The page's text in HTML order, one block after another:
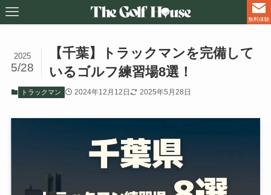
無料体験
【千葉】トラックマンを完備して
いるゴルフ練習場8選！
2025
5/28
トラックマン 2024年12月12日 2025年5月28日